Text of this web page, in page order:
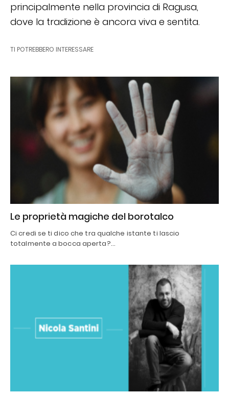
principalmente nella provincia di Ragusa,
dove la tradizione è ancora viva e sentita.
TI POTREBBERO INTERESSARE
Le proprietà magiche del borotalco
Ci credi se ti dico che tra qualche istante ti lascio
totalmente a bocca aperta?…